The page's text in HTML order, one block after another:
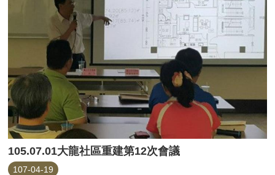
105.07.01大龍社區重建第12次會議
107-04-19